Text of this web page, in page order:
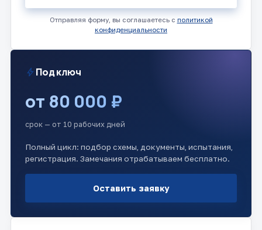
Отправляя форму, вы соглашаетесь с политикой
конфиденциальности
boltПод ключ
от 80 000 ₽
срок — от 10 рабочих дней
Полный цикл: подбор схемы, документы, испытания,
регистрация. Замечания отрабатываем бесплатно.
Оставить заявку